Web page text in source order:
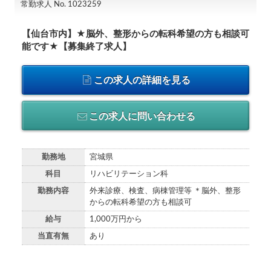
常勤求人 No. 1023259
【仙台市内】★脳外、整形からの転科希望の方も相談可
能です★【募集終了求人】
この求人の詳細を見る
この求人に問い合わせる
勤務地 宮城県
科目 リハビリテーション科
勤務内容
外来診療、検査、病棟管理等 ＊脳外、整形
からの転科希望の方も相談可
給与 1,000万円から
当直有無 あり